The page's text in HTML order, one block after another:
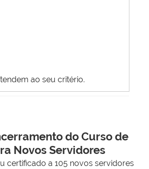
ao seu critério.
do Curso de
Novos Servidores
certificado a 105 novos servidores